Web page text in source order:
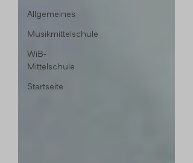
Allgemeines
Musikmittelschule
WiB-
Mittelschule
Startseite